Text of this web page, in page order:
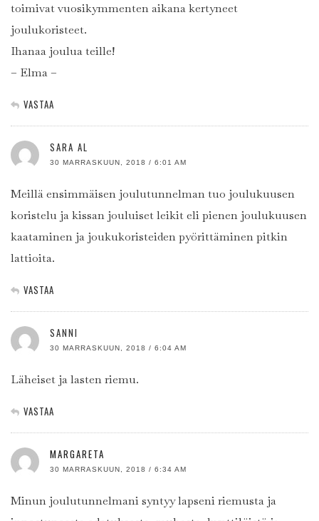
toimivat vuosikymmenten aikana kertyneet
joulukoristeet.
Ihanaa joulua teille!
– Elma –
VASTAA
SARA AL
30 MARRASKUUN, 2018 / 6:01 AM
Meillä ensimmäisen joulutunnelman tuo joulukuusen
koristelu ja kissan jouluiset leikit eli pienen joulukuusen
kaataminen ja joukukoristeiden pyörittäminen pitkin
lattioita.
VASTAA
SANNI
30 MARRASKUUN, 2018 / 6:04 AM
Läheiset ja lasten riemu.
VASTAA
MARGARETA
30 MARRASKUUN, 2018 / 6:34 AM
Minun joulutunnelmani syntyy lapseni riemusta ja